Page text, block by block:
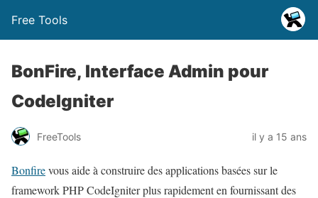
Free Tools
BonFire, Interface Admin pour
CodeIgniter
FreeTools il y a 15 ans
Bonfirevous aide à construire des applications basées sur le
framework PHP CodeIgniter plus rapidement en fournissant des